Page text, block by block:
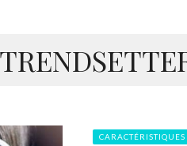
CARACTÉRISTIQUES